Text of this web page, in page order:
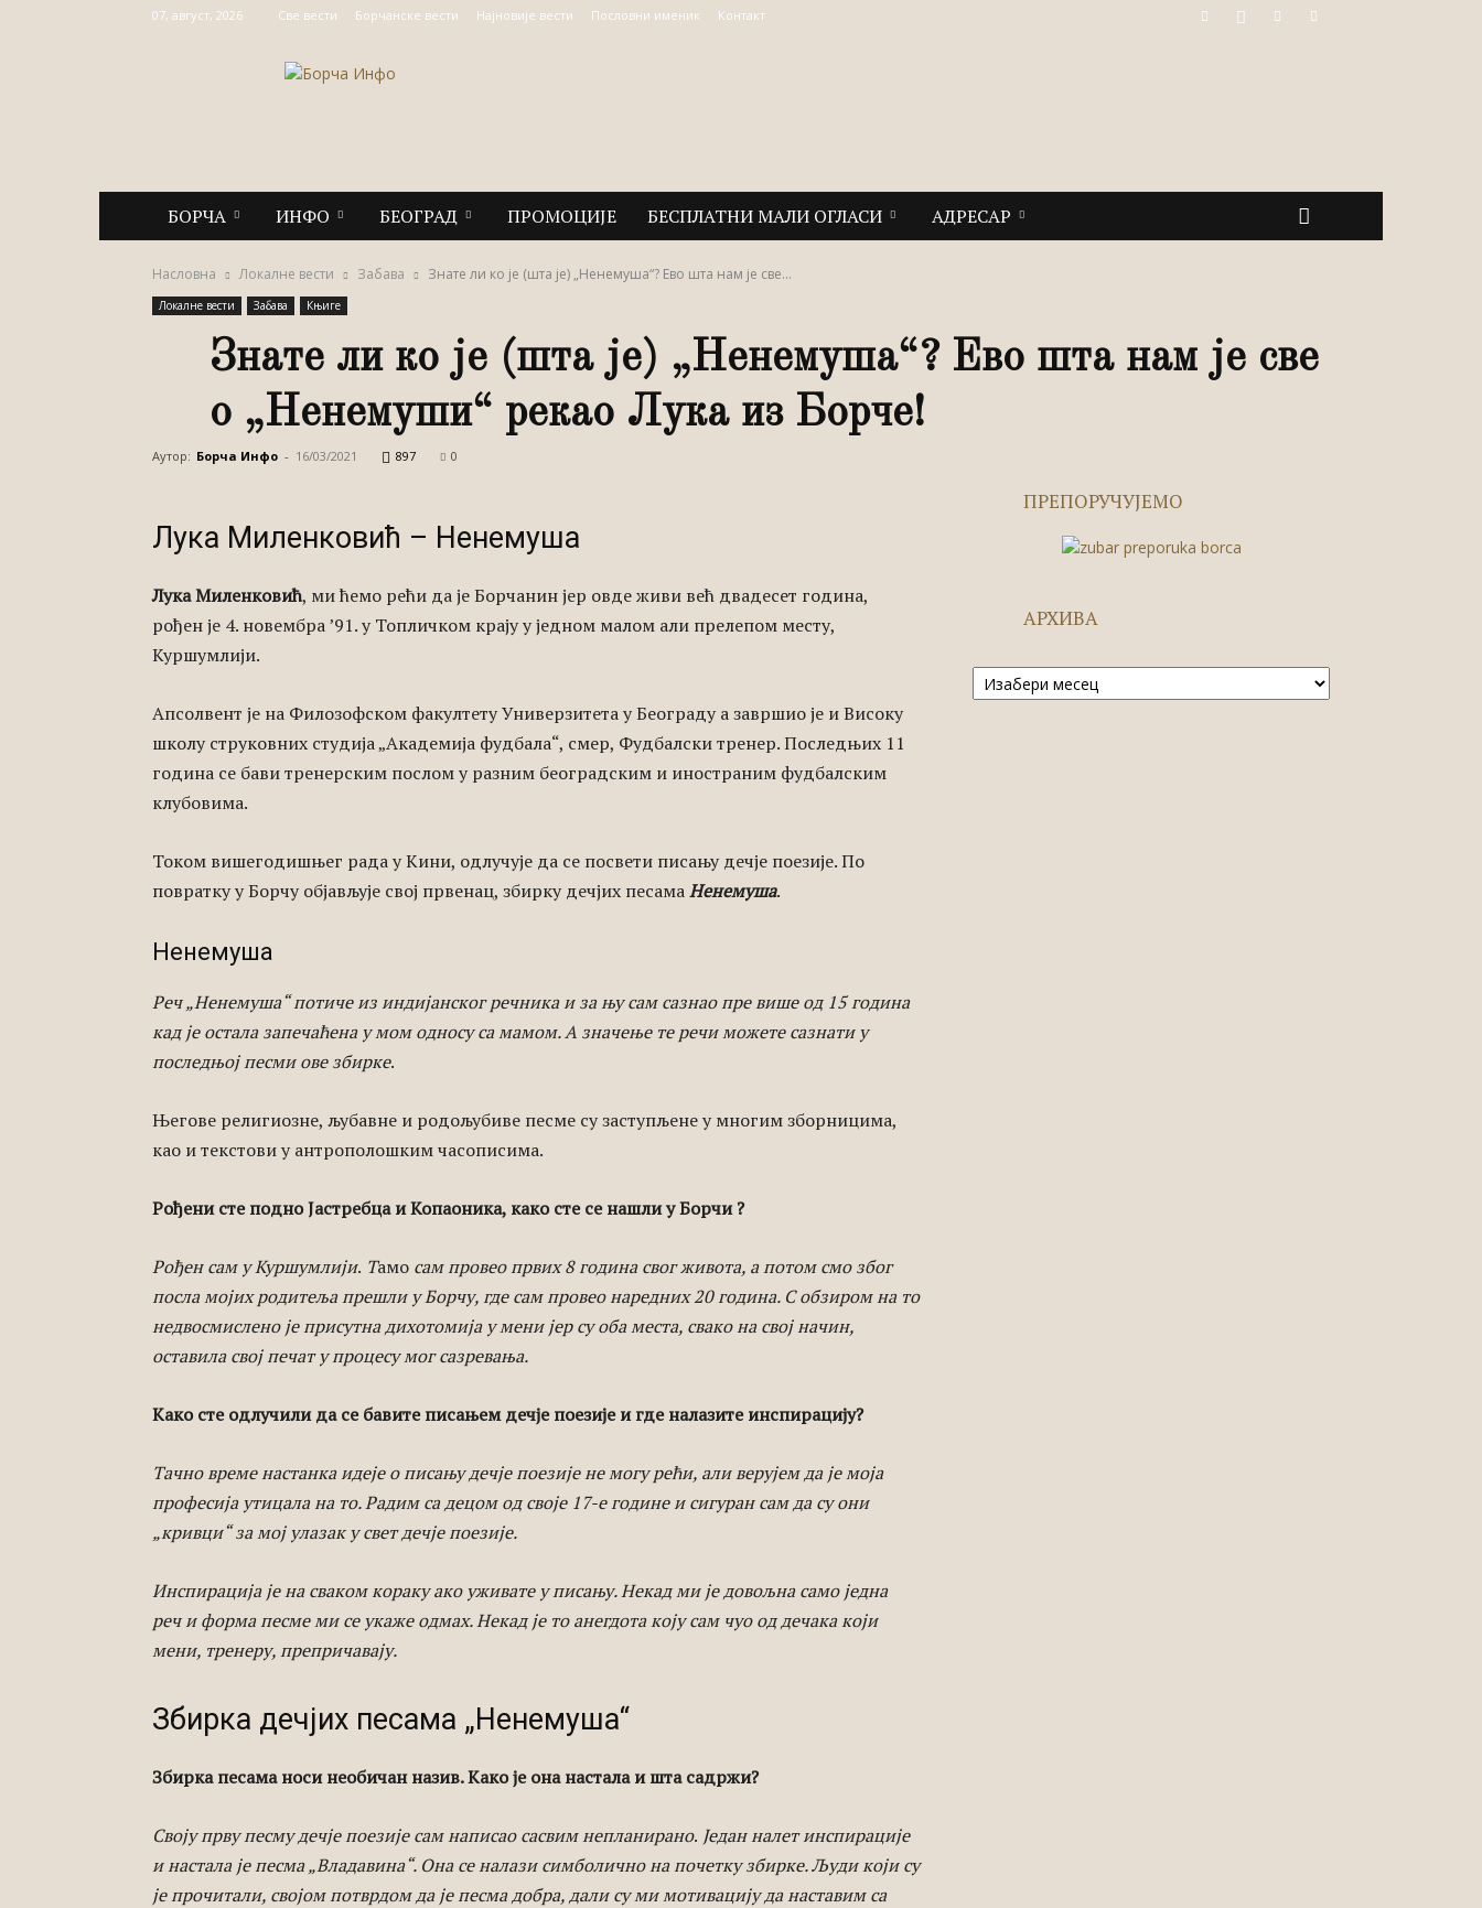
07, август, 2026 Све вести Борчанске вести Најновије вести Пословни именик Контакт
БОРЧА ИНФО БЕОГРАД ПРОМОЦИЈЕ БЕСПЛАТНИ МАЛИ ОГЛАСИ АДРЕСАР
Насловна Локалне вести Забава Знате ли ко је (шта је) „Ненемуша“? Ево шта нам је све...
Локалне вести Забава Књиге
Знате ли ко је (шта је) „Ненемуша“? Ево шта нам је све
о „Ненемуши“ рекао Лука из Борче!
Аутор: Борча Инфо - 16/03/2021 897 0
Лука Миленковић – Ненемуша
Лука Миленковић, ми ћемо рећи да је Борчанин јер овде живи већ двадесет година,
рођен је 4. новембра ’91. у Топличком крају у једном малом али прелепом месту,
Куршумлији.
Апсолвент је на Филозофском факултету Универзитета у Београду а завршио је и Високу
школу струковних студија „Академија фудбала“, смер, Фудбалски тренер. Последњих 11
година се бави тренерским послом у разним београдским и иностраним фудбалским
клубовима.
Током вишегодишњег рада у Кини, одлучује да се посвети писању дечје поезије. По
повратку у Борчу објављује свој првенац, збирку дечјих песамаНенемуша.
Ненемуша
Реч „Ненемуша“ потиче из индијанског речника и за њу сам сазнао пре више од 15 година
кад је остала запечаћена у мом односу са мамом. А значење те речи можете сазнати у
последњој песми ове збирке.
Његове религиозне, љубавне и родољубиве песме су заступљене у многим зборницима,
као и текстови у антрополошким часописима.
Рођени сте подно Јастребца и Копаоника, како сте се нашли у Борчи ?
Рођен сам у Куршумлији. Тамо сам провео првих 8 година свог живота, а потом смо због
посла мојих родитеља прешли у Борчу, где сам провео наредних 20 година. С обзиром на то
недвосмислено је присутна дихотомија у мени јер су оба места, свако на свој начин,
оставила свој печат у процесу мог сазревања.
Како сте одлучили да се бавите писањем дечје поезије и где налазите инспирацију?
Тачно време настанка идеје о писању дечје поезије не могу рећи, али верујем да је моја
професија утицала на то. Радим са децом од своје 17-е године и сигуран сам да су они
„кривци“ за мој улазак у свет дечје поезије.
Инспирација је на сваком кораку ако уживате у писању. Некад ми је довољна само једна
реч и форма песме ми се укаже одмах. Некад је то анегдота коју сам чуо од дечака који
мени, тренеру, препричавају.
Збирка дечјих песама „Ненемуша“
Збирка песама носи необичан назив. Како је она настала и шта садржи?
Своју прву песму дечје поезије сам написао сасвим непланирано. Један налет инспирације
и настала је песма „Владавина“. Она се налази симболично на почетку збирке. Људи који су
је прочитали, својом потврдом да је песма добра, дали су ми мотивацију да наставим са
ПРЕПОРУЧУЈЕМО
АРХИВА
Архива